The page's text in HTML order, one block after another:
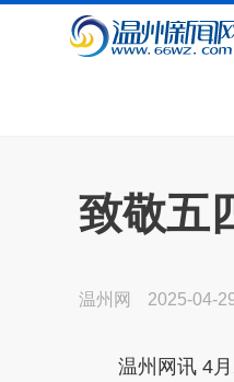
致敬五
温州网 2025-04-
温州网讯 4月